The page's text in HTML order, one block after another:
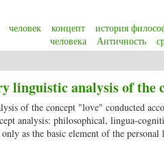
человек концепт история
человека
Античность
linguistic analysis of the
of the concept "love" conducted
analysis: philosophical, lingua-
as the basic element of the